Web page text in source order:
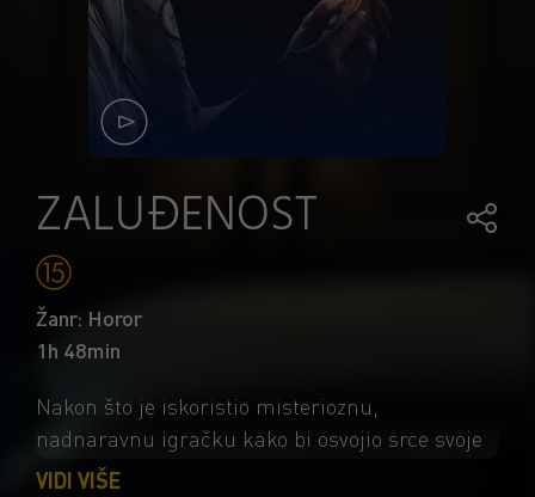
ZALUĐENOST
Žanr: Horor
1h 48min
Nakon što je iskoristio misterioznu,
nadnaravnu igračku kako bi osvojio srce svoje
simpatije, beznadni romantik dobiva upravo
VIDI VIŠE